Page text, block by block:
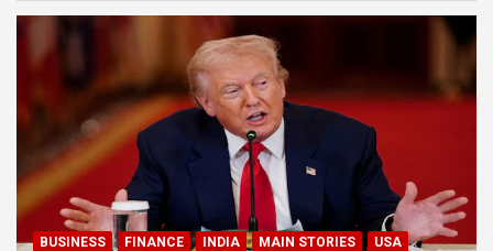
BUSINESS FINANCE INDIA MAIN STORIES
USA